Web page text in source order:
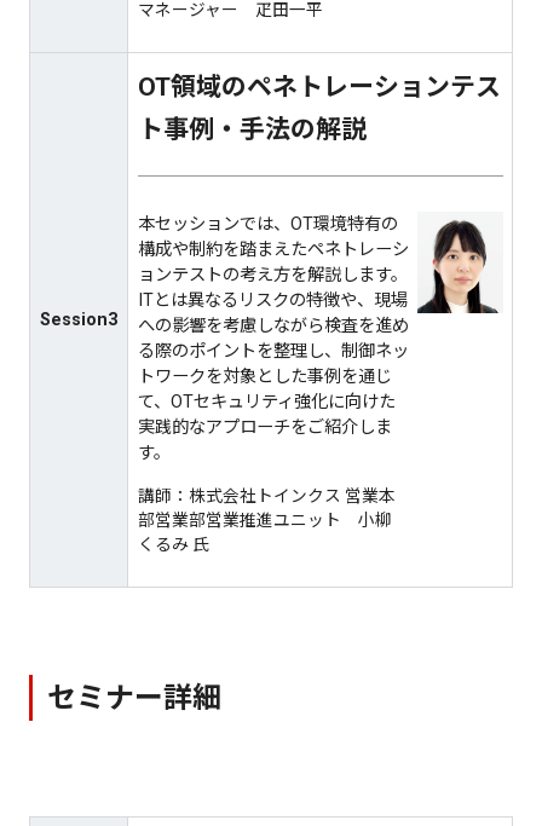
マネージャー 疋田一平
Session3
OT領域のペネトレーションテス
ト事例・⼿法の解説
本セッションでは、OT環境特有の
構成や制約を踏まえたペネトレーシ
ョンテストの考え方を解説します。
ITとは異なるリスクの特徴や、現場
への影響を考慮しながら検査を進め
る際のポイントを整理し、制御ネッ
トワークを対象とした事例を通じ
て、OTセキュリティ強化に向けた
実践的なアプローチをご紹介しま
す。
講師：株式会社トインクス 営業本
部営業部営業推進ユニット 小柳
くるみ 氏
セミナー詳細